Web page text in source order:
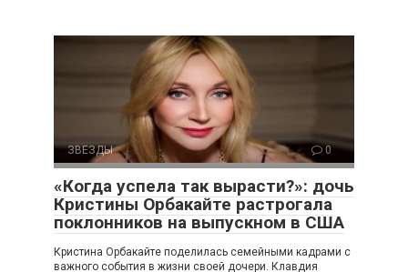
ЗВЕЗДЫ 0
«Когда успела так вырасти?»: дочь
Кристины Орбакайте растрогала
поклонников на выпускном в США
Кристина Орбакайте поделилась семейными кадрами с
важного события в жизни своей дочери. Клавдия